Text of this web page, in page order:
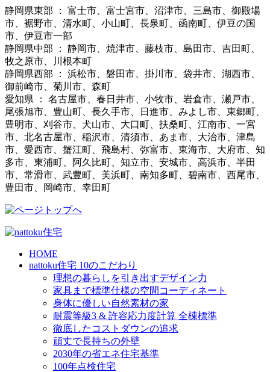
静岡県東部 ： 富士市、富士宮市、沼津市、三島市、御殿場
市、裾野市、清水町、小山町、長泉町、函南町、伊豆の国
市、伊豆市一部
静岡県中部 ： 静岡市、焼津市、藤枝市、島田市、吉田町、
牧之原市、川根本町
静岡県西部 ： 浜松市、磐田市、掛川市、袋井市、湖西市、
御前崎市、菊川市、森町
愛知県 ： 名古屋市、春日井市、小牧市、岩倉市、瀬戸市、
尾張旭市、豊山町、長久手市、日進市、みよし市、東郷町、
豊明市、刈谷市、犬山市、大口町、扶桑町、江南市、一宮
市、北名古屋市、稲沢市、清須市、あま市、大治市、津島
市、愛西市、蟹江町、飛島村、弥富市、東海市、大府市、知
多市、東浦町、阿久比町、知立市、安城市、高浜市、半田
市、常滑市、武豊町、美浜町、南知多町、碧南市、西尾市、
豊田市、岡崎市、幸田町
HOME
nattoku住宅 10のこだわり
理想の暮らしを引き出すデザイン力
家具まで標準仕様の空間コーディネート
身体に優しい自然素材の家
耐震等級3 & 許容応力度計算 全棟標準
徹底したコストダウンの追求
頑丈で長持ちの外壁
2030年の省エネ住宅基準
100年点検住宅